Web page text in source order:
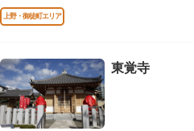
案しました。お墓は妙極院（みょうごくいん
上野・御徒町エリア
東覚寺